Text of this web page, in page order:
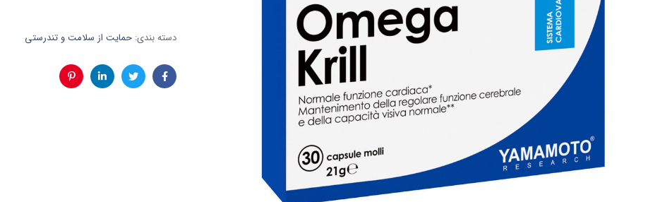
دسته بندی: حمایت از سلامت و تندرستی
فیس
توئیتر لینکدینپینترست